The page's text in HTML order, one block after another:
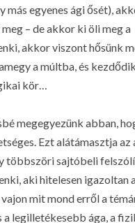
más egyenes ági ősét),
– de akkor ki öli meg a
akkor viszont hősünk
a múltba, és
kör…
megegyezünk abban,
Ezt alátámasztja az
többszöri sajtóbeli
aki hitelesen igazoltan
mit mond erről a
a legilletékesebb ága, a